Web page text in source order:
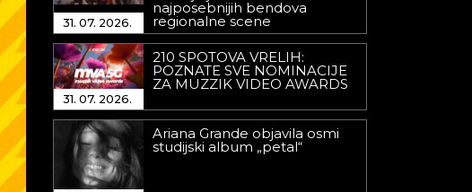
31. 07. 2026.
najposebnijih bendova
regionalne scene
31. 07. 2026.
210 SPOTOVA VRELIH:
POZNATE SVE NOMINACIJE
ZA MUZZIK VIDEO AWARDS
Ariana Grande objavila osmi
studijski album „petal“